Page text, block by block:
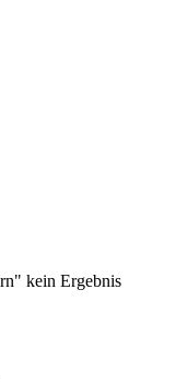
kein Ergebnis